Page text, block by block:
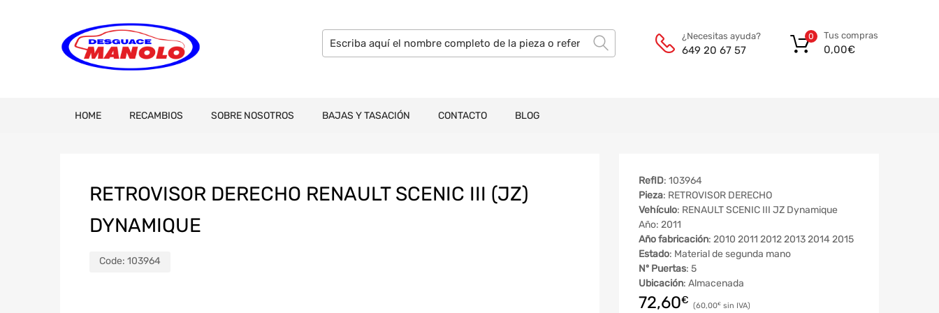
¿Necesitas ayuda?
649 20 67 57
Tus compras
0,00€
0
HOME RECAMBIOS SOBRE NOSOTROS BAJAS Y TASACIÓN CONTACTO BLOG
RETROVISOR DERECHO RENAULT SCENIC III (JZ)
DYNAMIQUE
Code: 103964
RefID: 103964
Pieza: RETROVISOR DERECHO
Vehículo: RENAULT SCENIC III JZ Dynamique
Año: 2011
Año fabricación: 2010 2011 2012 2013 2014 2015
Estado: Material de segunda mano
Nº Puertas: 5
Ubicación: Almacenada
72,60€ 60,00€